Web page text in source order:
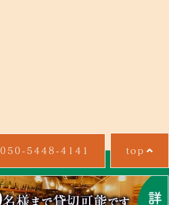
top
050-5448-4141